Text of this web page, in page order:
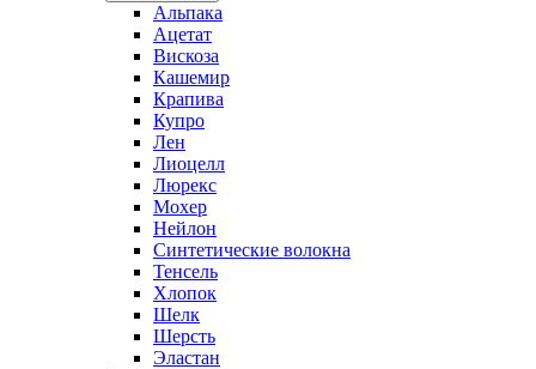
Альпака
Ацетат
Вискоза
Кашемир
Крапива
Купро
Лен
Лиоцелл
Люрекс
Мохер
Нейлон
Синтетические волокна
Тенсель
Хлопок
Шелк
Шерсть
Эластан